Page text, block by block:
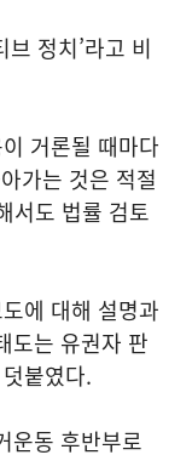
브 정치’라고 비
거론될 때마다
가는 것은 적절
서도 법률 검토
에 대해 설명과
도는 유권자 판
붙였다.
운동 후반부로